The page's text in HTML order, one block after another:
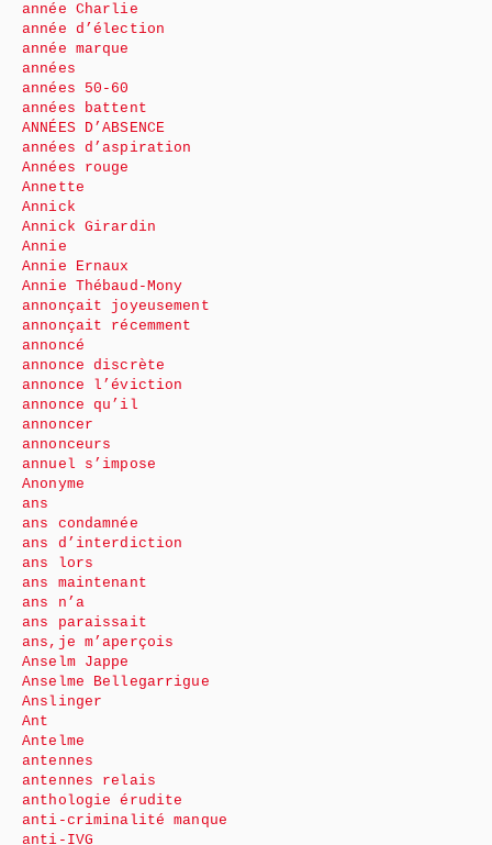
année Charlie
année d’élection
année marque
années
années 50-60
années battent
ANNÉES D’ABSENCE
années d’aspiration
Années rouge
Annette
Annick
Annick Girardin
Annie
Annie Ernaux
Annie Thébaud-Mony
annonçait joyeusement
annonçait récemment
annoncé
annonce discrète
annonce l’éviction
annonce qu’il
annoncer
annonceurs
annuel s’impose
Anonyme
ans
ans condamnée
ans d’interdiction
ans lors
ans maintenant
ans n’a
ans paraissait
ans,je m’aperçois
Anselm Jappe
Anselme Bellegarrigue
Anslinger
Ant
Antelme
antennes
antennes relais
anthologie érudite
anti-criminalité manque
anti-IVG